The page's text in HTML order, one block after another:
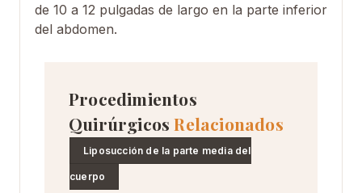
de 10 a 12 pulgadas de largo en la parte inferior
del abdomen.
Procedimientos
Quirúrgicos Relacionados
Liposucción de la parte media del
cuerpo